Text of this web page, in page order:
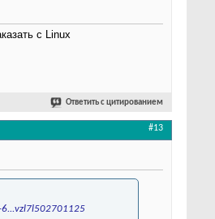
с Linux
Ответить с цитированием
#13